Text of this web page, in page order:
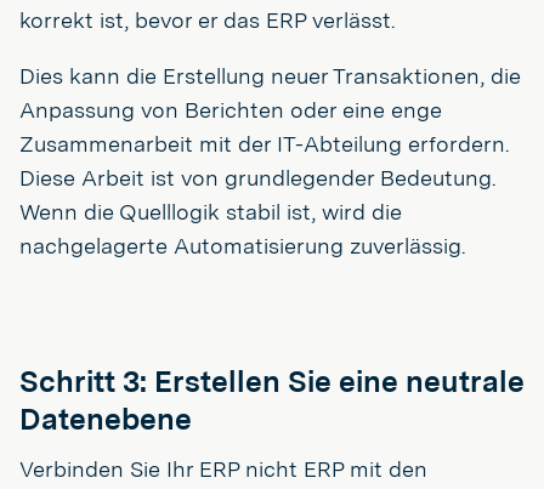
korrekt ist, bevor er das ERP verlässt.
Dies kann die Erstellung neuer Transaktionen, die
Anpassung von Berichten oder eine enge
Zusammenarbeit mit der IT-Abteilung erfordern.
Diese Arbeit ist von grundlegender Bedeutung.
Wenn die Quelllogik stabil ist, wird die
nachgelagerte Automatisierung zuverlässig.
Schritt 3: Erstellen Sie eine neutrale
Datenebene
Verbinden Sie Ihr ERP nicht ERP mit den